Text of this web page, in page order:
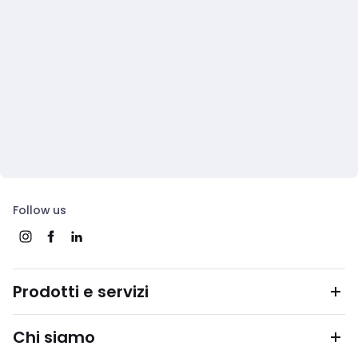
Follow us
Prodotti e servizi
Chi siamo